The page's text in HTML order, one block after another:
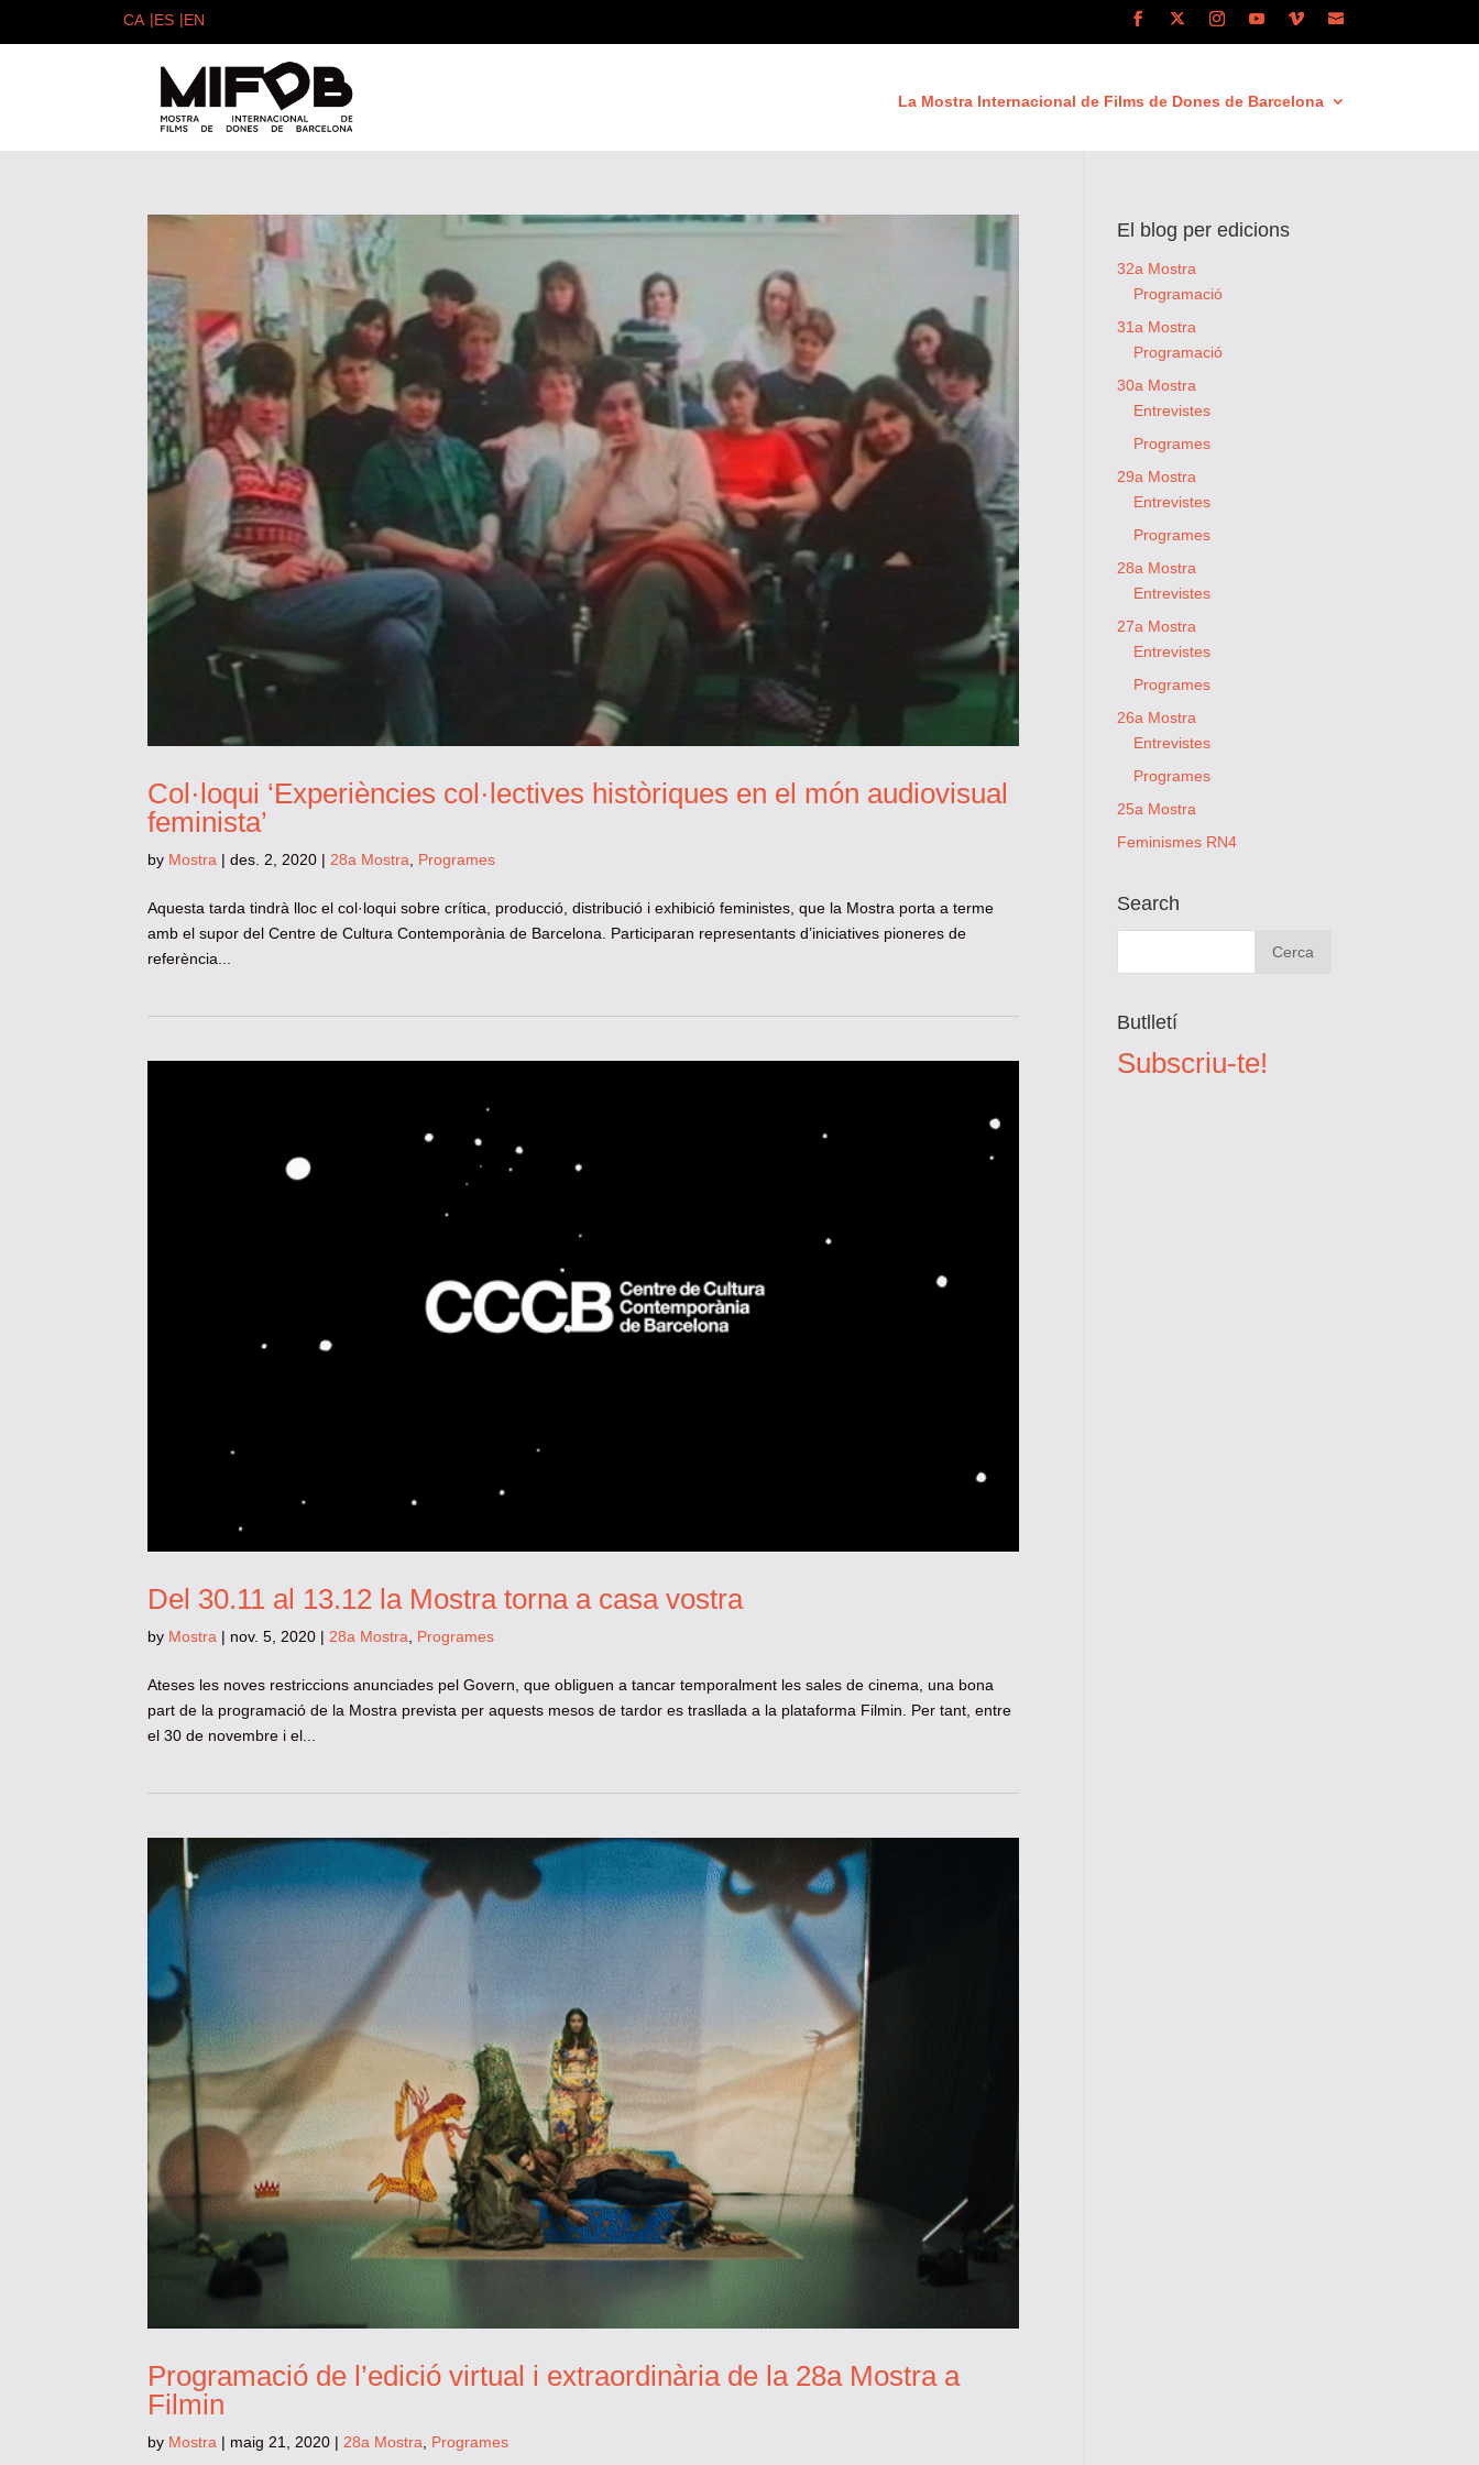
La Mostra Internacional de Films de Dones de Barcelona
Col·loqui ‘Experiències col·lectives històriques en el món audiovisual
feminista’
by Mostra |des. 2, 2020 | 28a Mostra Programes
Aquesta tarda tindrà lloc el col·loqui sobre crítica, producció, distribució i exhibició feministes, que la Mostra porta a terme
amb el supor del Centre de Cultura Contemporània de Barcelona. Participaran representants d’iniciatives pioneres de
referència...
Del 30.11 al 13.12 la Mostra torna a casa vostra
by Mostra | nov. 5, 2020 | 28a Mostra Programes
Ateses les noves restriccions anunciades pel Govern, que obliguen a tancar temporalment les sales de cinema, una bona
part de la programació de la Mostra prevista per aquests mesos de tardor es trasllada a la plataforma Filmin. Per tant, entre
el 30 de novembre i el...
Programació de l’edició virtual i extraordinària de la 28a Mostra a
Filmin
by Mostra | maig 21, 2020 | 28a Mostra Programes
El blog per edicions
32a Mostra
Programació
31a Mostra
Programació
30a Mostra
Entrevistes
Programes
29a Mostra
Entrevistes
Programes
28a Mostra
Entrevistes
27a Mostra
Entrevistes
Programes
26a Mostra
Entrevistes
Programes
25a Mostra
Feminismes RN4
Search
Butlletí
Subscriu-te!